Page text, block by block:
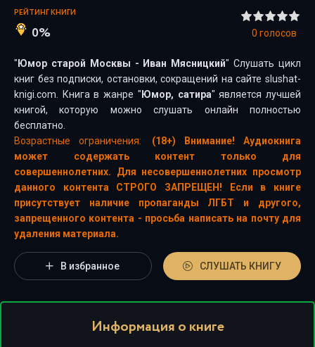
РЕЙТИНГ КНИГИ
0% 0 голосов
" Юмор старой Москвы - Иван Мясницкий" Слушать цикл
книг без подписки, остановки, сокращений на сайте slushat-
knigi.com. Книга в жанре " Юмор, сатира" является лучшей
книгой, которую можно слушать онлайн полностью
бесплатно.
Возрастные ограничения:
(18+) Внимание! Аудиокнига
может содержать контент только для
совершеннолетних. Для несовершеннолетних просмотр
данного контента СТРОГО ЗАПРЕЩЕН! Если в книге
присутствует наличие пропаганды ЛГБТ и другого,
запрещенного контента - просьба написать на почту для
удаления материала.
В избранное СЛУШАТЬ КНИГУ
Информация о книге